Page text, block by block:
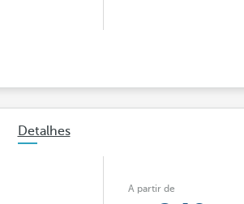
Detalhes
A partir de